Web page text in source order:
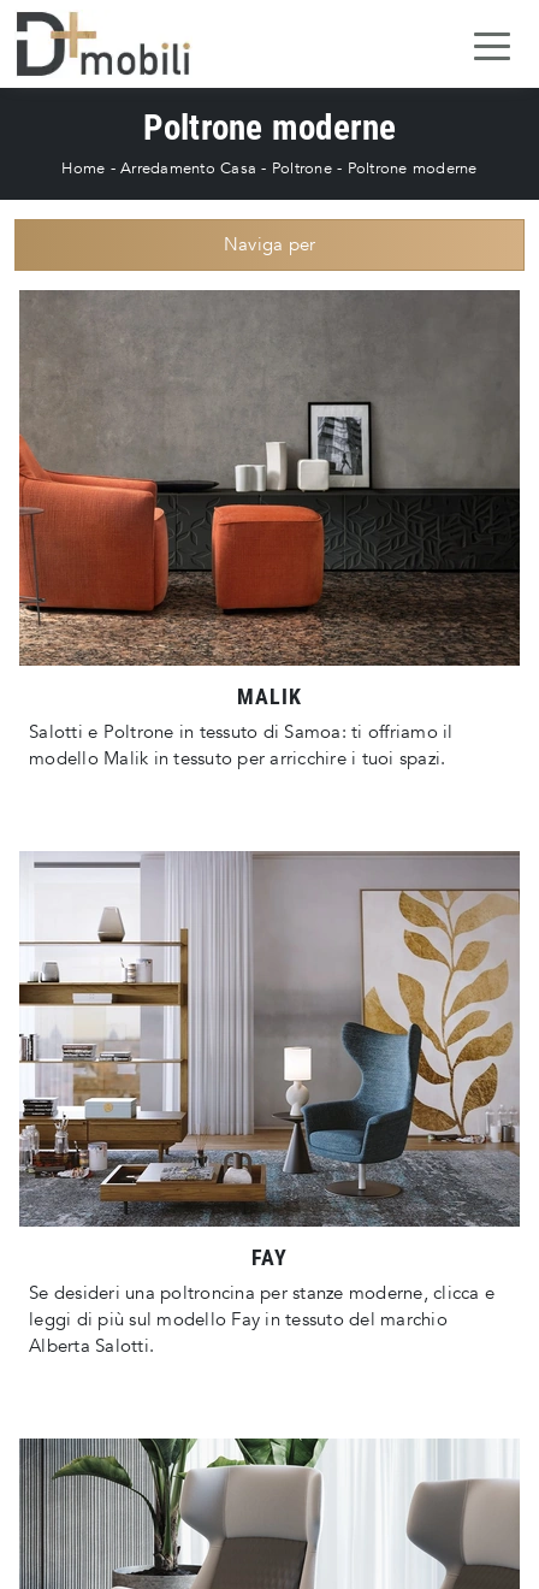
Poltrone moderne
Home -Arredamento Casa - Poltrone- Poltrone moderne
Naviga per
MALIK
Salotti e Poltrone in tessuto di Samoa: ti offriamo il
modello Malik in tessuto per arricchire i tuoi spazi.
FAY
Se desideri una poltroncina per stanze moderne, clicca e
leggi di più sul modello Fay in tessuto del marchio
Alberta Salotti.